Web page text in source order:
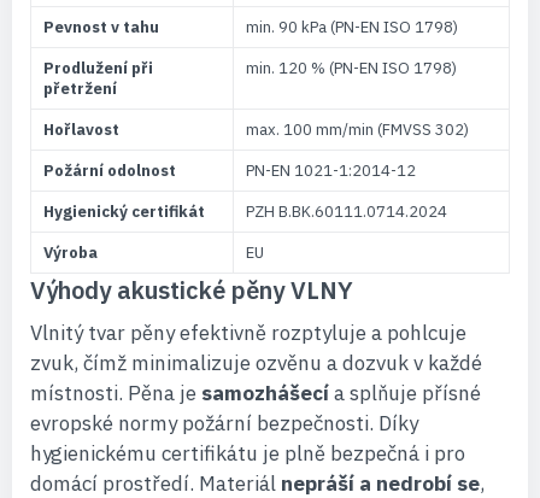
Pevnost v tahu
min. 90 kPa (PN-EN ISO 1798)
Prodlužení při
přetržení
min. 120 % (PN-EN ISO 1798)
Hořlavost
max. 100 mm/min (FMVSS 302)
Požární odolnost
PN-EN 1021-1:2014-12
Hygienický certifikát
PZH B.BK.60111.0714.2024
Výroba
EU
Výhody akustické pěny VLNY
Vlnitý tvar pěny efektivně rozptyluje a pohlcuje
zvuk, čímž minimalizuje ozvěnu a dozvuk v každé
místnosti. Pěna je samozhášecía splňuje přísné
evropské normy požární bezpečnosti. Díky
hygienickému certifikátu je plně bezpečná i pro
domácí prostředí. Materiál nepráší a nedrobí se,